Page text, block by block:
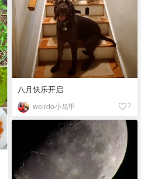
八月快乐开启
weirdo小马甲 7